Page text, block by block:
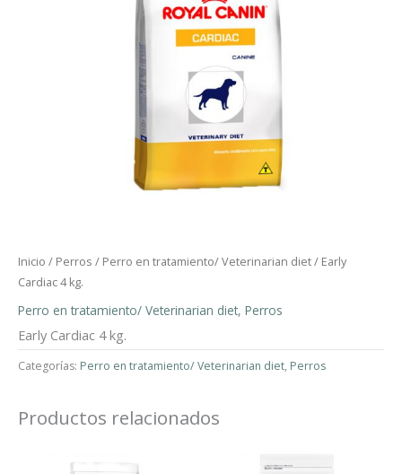
Inicio / Perros / Perro en tratamiento/ Veterinarian diet/ Early
Cardiac 4 kg.
Perro en tratamiento/ Veterinarian diet, Perros
Early Cardiac 4 kg.
Categorías: Perro en tratamiento/ Veterinarian diet, Perros
Productos relacionados